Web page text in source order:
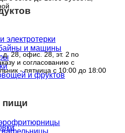
электротерки
и машины
и фруктов
пищи
28, офис. 28, эт. 2 по
и согласованию с
- пятница с 10:00 до 18:00